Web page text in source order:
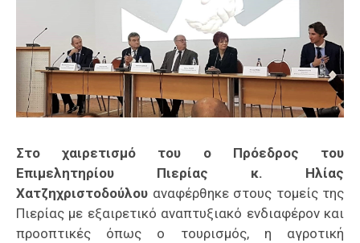
Στο χαιρετισμό του ο Πρόεδρος του
Επιμελητηρίου Πιερίας κ. Ηλίας
Χατζηχριστοδούλου αναφέρθηκε στους τομείς της
Πιερίας με εξαιρετικό αναπτυξιακό ενδιαφέρον και
προοπτικές όπως ο τουρισμός, η αγροτική